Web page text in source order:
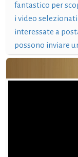
fantastico per
i video
interessate a
possono inviare